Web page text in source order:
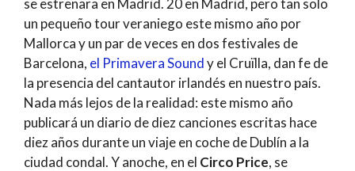
se estrenara en Madrid. 20 en Madrid, pero tan solo
un pequeño tour veraniego este mismo año por
Mallorca y un par de veces en dos festivales de
Barcelona, el Primavera Soundy el Cruïlla, dan fe de
la presencia del cantautor irlandés en nuestro país.
Nada más lejos de la realidad: este mismo año
publicará un diario de diez canciones escritas hace
diez años durante un viaje en coche de Dublín a la
ciudad condal. Y anoche, en el Circo Price, se